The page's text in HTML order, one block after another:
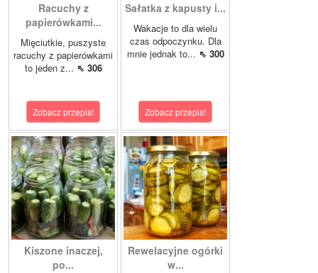
Racuchy z
papierówkami...
Mięciutkie, puszyste
racuchy z papierówkami
to jeden z... ⇖ 306
Zobacz przepis!
Sałatka z kapusty i...
Wakacje to dla wielu
czas odpoczynku. Dla
mnie jednak to... ⇖ 300
Zobacz przepis!
Kiszone inaczej,
po...
Rewelacyjne ogórki
w...